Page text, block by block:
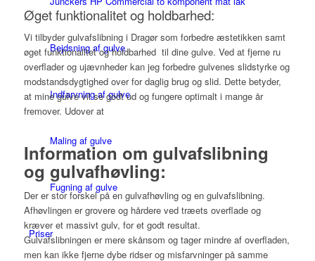
Bejdsning af gulve
Indfarvning af gulve
Maling af gulve
Fugning af gulve
Priser
Øget funktionalitet og holdbarhed:
Vi tilbyder gulvafslibning i Dragør som forbedre æstetikken samt
øget funktionalitet og holdbarhed til dine gulve. Ved at fjerne ru
overflader og ujævnheder kan jeg forbedre gulvenes slidstyrke og
modstandsdygtighed over for daglig brug og slid. Dette betyder,
at mine gulve vil se godt ud og fungere optimalt i mange år
fremover. Udover at
Information om gulvafslibning
og gulvafhøvling:
Der er stor forskel på en gulvafhøvling og en gulvafslibning.
Afhøvlingen er grovere og hårdere ved træets overflade og
kræver et massivt gulv, for et godt resultat.
Gulvafslibningen er mere skånsom og tager mindre af overfladen,
men kan ikke fjerne dybe ridser og misfarvninger på samme